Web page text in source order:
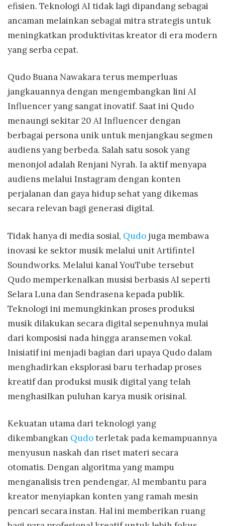
efisien. Teknologi AI tidak lagi dipandang sebagai
ancaman melainkan sebagai mitra strategis untuk
meningkatkan produktivitas kreator di era modern
yang serba cepat.
Qudo Buana Nawakara terus memperluas
jangkauannya dengan mengembangkan lini AI
Influencer yang sangat inovatif. Saat ini Qudo
menaungi sekitar 20 AI Influencer dengan
berbagai persona unik untuk menjangkau segmen
audiens yang berbeda. Salah satu sosok yang
menonjol adalah Renjani Nyrah. Ia aktif menyapa
audiens melalui Instagram dengan konten
perjalanan dan gaya hidup sehat yang dikemas
secara relevan bagi generasi digital.
Tidak hanya di media sosial, Qudo juga membawa
inovasi ke sektor musik melalui unit Artifintel
Soundworks. Melalui kanal YouTube tersebut
Qudo memperkenalkan musisi berbasis AI seperti
Selara Luna dan Sendrasena kepada publik.
Teknologi ini memungkinkan proses produksi
musik dilakukan secara digital sepenuhnya mulai
dari komposisi nada hingga aransemen vokal.
Inisiatif ini menjadi bagian dari upaya Qudo dalam
menghadirkan eksplorasi baru terhadap proses
kreatif dan produksi musik digital yang telah
menghasilkan puluhan karya musik orisinal.
Kekuatan utama dari teknologi yang
dikembangkan Qudoterletak pada kemampuannya
menyusun naskah dan riset materi secara
otomatis. Dengan algoritma yang mampu
menganalisis tren pendengar, AI membantu para
kreator menyiapkan konten yang ramah mesin
pencari secara instan. Hal ini memberikan ruang